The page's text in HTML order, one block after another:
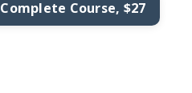
Complete Course, $27